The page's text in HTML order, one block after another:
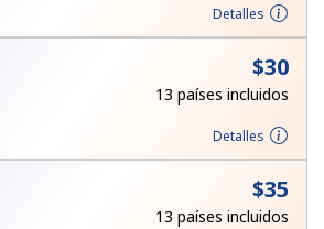
sesión oREGÍSTRATE →
Detalles
⁦$30⁩
13 países incluidos
Detalles
⁦$35⁩
13 países incluidos